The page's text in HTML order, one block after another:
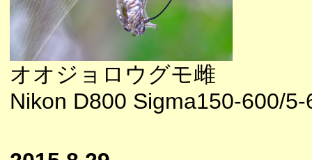
オオジョロウグモ雌
Nikon D800 Sigma150-600/